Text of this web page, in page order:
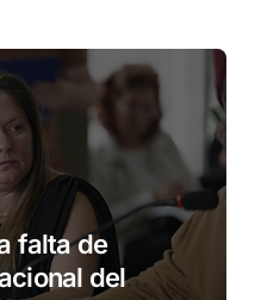
falta de
del